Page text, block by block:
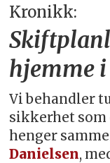
Kronikk:
hjemme
Vi behandler
sikkerhet som
henger
Danielsen,